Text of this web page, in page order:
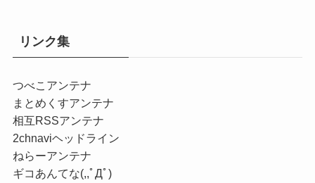
リンク集
つべこアンテナ
まとめくすアンテナ
相互RSSアンテナ
2chnaviヘッドライン
ねらーアンテナ
ギコあんてな(,,ﾟДﾟ)